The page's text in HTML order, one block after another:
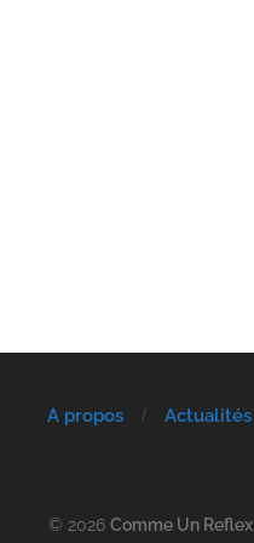
A propos Actualités
© 2026 Comme Un Reflex